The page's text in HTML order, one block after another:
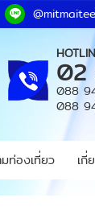
02
088
088
ท่องเที่ยว เกี่